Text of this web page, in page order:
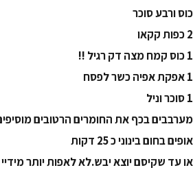
כוס ורבע סוכר
2 כפות קקאו
1 כוס קמח מצה דק רגיל !!
1 אפקת אפיה כשר לפסח
1 סוכר וניל
מערבבים בכף את החומרים הרטובים
אופים בחום בינוני כ 25 דקות
או עד שקיסם יוצא יבש.לא לאפות יותר